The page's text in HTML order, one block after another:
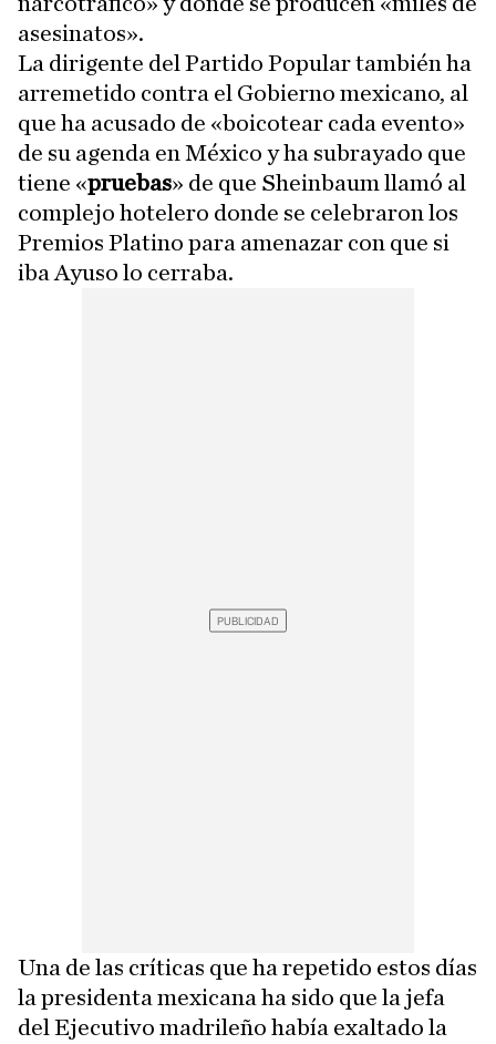
asesinatos».
La dirigente del Partido Popular también ha
arremetido contra el Gobierno mexicano, al
que ha acusado de «boicotear cada evento»
de su agenda en México y ha subrayado que
tiene «pruebas» de que Sheinbaum llamó al
complejo hotelero donde se celebraron los
Premios Platino para amenazar con que si
iba Ayuso lo cerraba.
Una de las críticas que ha repetido estos días
la presidenta mexicana ha sido que la jefa
del Ejecutivo madrileño había exaltado la